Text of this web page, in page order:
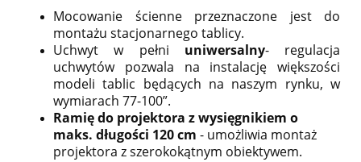
Mocowanie ścienne przeznaczone jest do
montażu stacjonarnego tablicy.
Uchwyt w pełni uniwersalny- regulacja
uchwytów pozwala na instalację większości
modeli tablic będących na naszym rynku, w
wymiarach 77-100”.
Ramię do projektora z wysięgnikiem o
maks. długości 120 cm - umożliwia montaż
projektora z szerokokątnym obiektywem.